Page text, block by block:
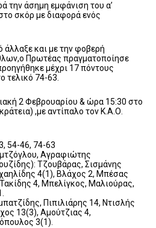
την άσημη εμφάνιση του α’
σκόρ με διαφορά ενός
άλλαξε και με την φοβερή
Πρωτέας πραγματοποίησε
μέχρι 17 πόντους
τελικό 74-63.
2 Φεβρουαρίου & ώρα 15:30 στο
,με αντίπαλο τον Κ.Α.Ο.
54-46, 74-63
Αγραφιώτης
Τζουβάρας, Σισμάνης
4(1), Βλάχος 2, Μπέσας
4, Μπελίγκος, Μαλιούρας,
Πιπιλιάρης 14, Ντισλής
13(3), Αμούτζιας 4,
3(1).